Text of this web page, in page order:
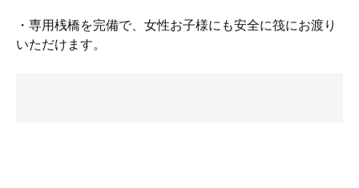
・専用桟橋を完備で、女性お子様にも安全に筏にお渡り
いただけます。